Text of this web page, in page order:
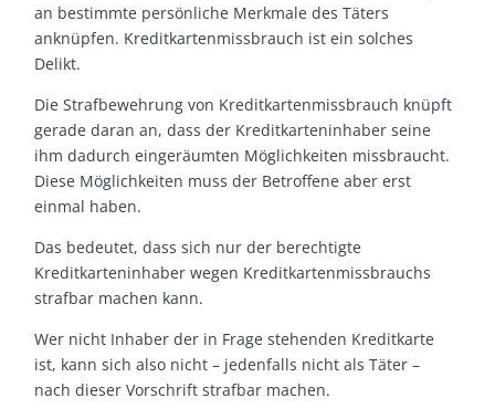
an bestimmte persönliche Merkmale des Täters
anknüpfen. Kreditkartenmissbrauch ist ein solches
Delikt.
Die Strafbewehrung von Kreditkartenmissbrauch knüpft
gerade daran an, dass der Kreditkarteninhaber seine
ihm dadurch eingeräumten Möglichkeiten missbraucht.
Diese Möglichkeiten muss der Betroffene aber erst
einmal haben.
Das bedeutet, dass sich nur der berechtigte
Kreditkarteninhaber wegen Kreditkartenmissbrauchs
strafbar machen kann.
Wer nicht Inhaber der in Frage stehenden Kreditkarte
ist, kann sich also nicht – jedenfalls nicht als Täter –
nach dieser Vorschrift strafbar machen.